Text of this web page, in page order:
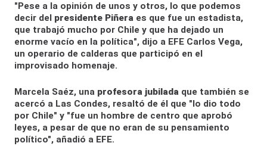
"Pese a la opinión de unos y otros, lo que podemos
decir del presidente Piñera es que fue un estadista,
que trabajó mucho por Chile y que ha dejado un
enorme vacío en la política", dijo a EFE Carlos Vega,
un operario de calderas que participó en el
improvisado homenaje.
Marcela Saéz, una profesora jubilada que también se
acercó a Las Condes, resaltó de él que "lo dio todo
por Chile" y "fue un hombre de centro que aprobó
leyes, a pesar de que no eran de su pensamiento
político", añadió a EFE.